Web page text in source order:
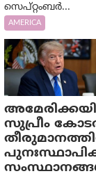
സെപ്റ്റംബർ...
AMERICA
സുപ്രീം